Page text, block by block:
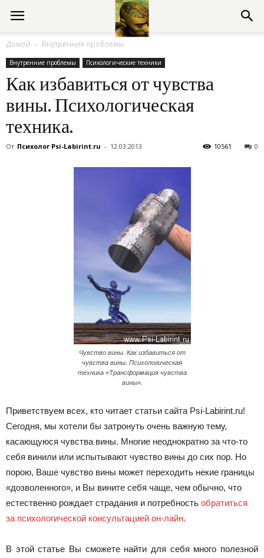
Консультации
психолога
Домой Внутренние проблемы
Внутренние проблемы Психологические техники
Как избавиться от чувства
вины. Психологическая
техника.
От Психолог Psi-Labirint.ru - 12.03.2013 0
10561
Чувство вины. Как избавиться от
чувства вины. Психологическая
техника «Трансформация чувства
вины».
Приветствуем всех, кто читает статьи сайта Psi-Labirint.ru!
Сегодня, мы хотели бы затронуть очень важную тему,
касающуюся чувства вины. Многие неоднократно за что-то
себя винили или испытывают чувство вины до сих пор. Но
порою, Ваше чувство вины может переходить некие границы
«дозволенного», и Вы вините себя чаще, чем обычно, что
естественно рождает страдания и потребность обратиться
за психологической консультацией он-лайн.
В этой статье Вы сможете найти для себя много полезной